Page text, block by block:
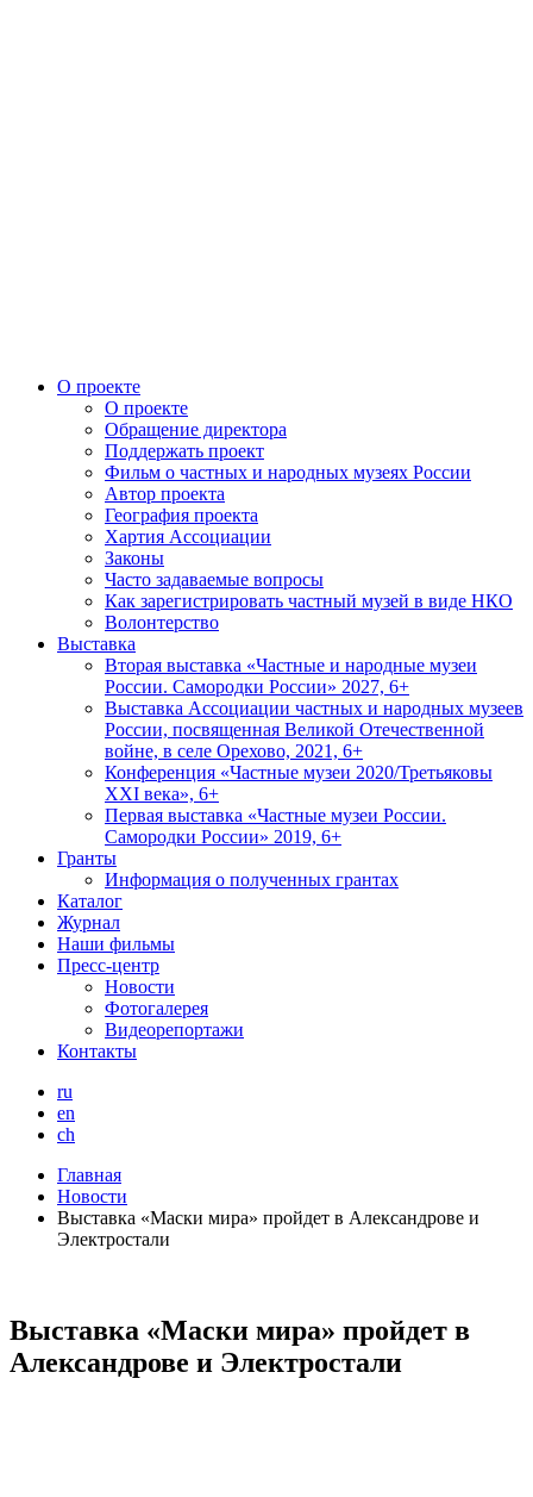
О проекте
О проекте
Обращение директора
Поддержать проект
Фильм о частных и народных музеях России
Автор проекта
География проекта
Хартия Ассоциации
Законы
Часто задаваемые вопросы
Как зарегистрировать частный музей в виде НКО
Волонтерство
Выставка
Вторая выставка «Частные и народные музеи
России. Самородки России» 2027, 6+
Выставка Ассоциации частных и народных музеев
России, посвященная Великой Отечественной
войне, в селе Орехово, 2021, 6+
Конференция «Частные музеи 2020/Третьяковы
XXI века», 6+
Первая выставка «Частные музеи России.
Самородки России» 2019, 6+
Гранты
Информация о полученных грантах
Каталог
Журнал
Наши фильмы
Пресс-центр
Новости
Фотогалерея
Видеорепортажи
Контакты
ru
en
ch
Главная
Новости
Выставка «Маски мира» пройдет в Александрове и
Электростали
Выставка «Маски мира» пройдет в
Александрове и Электростали